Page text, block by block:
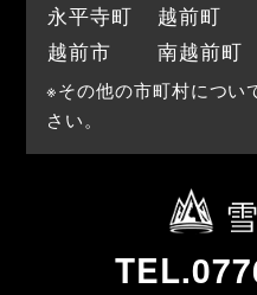
永平寺町
越前町
越前市
南越前町
※その他の市町村につい
さい。